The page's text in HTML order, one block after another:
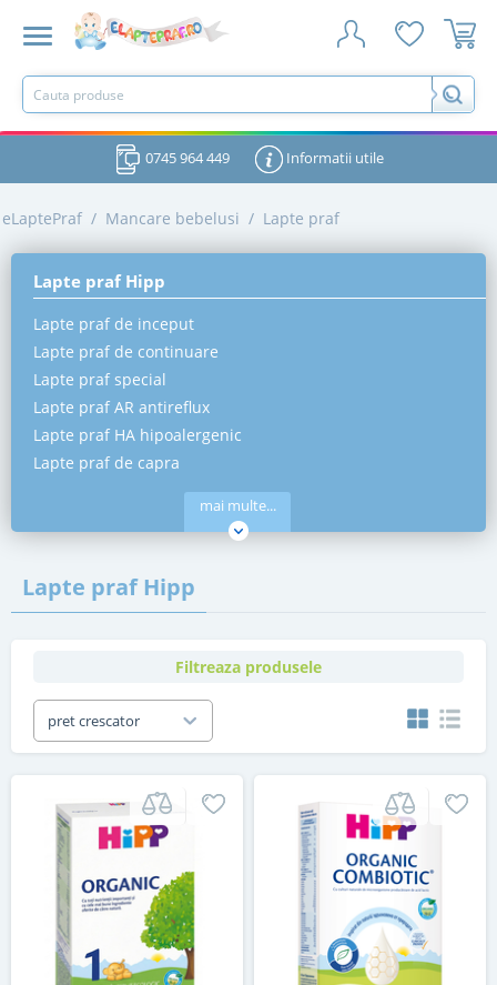
0745 964 449 Informatii utile
eLaptePraf / Mancare bebelusi / Lapte praf
Lapte praf Hipp
Lapte praf de inceput
Lapte praf de continuare
Lapte praf special
Lapte praf AR antireflux
Lapte praf HA hipoalergenic
Lapte praf de capra
mai multe...
Lapte praf Hipp
Filtreaza produsele
pret crescator